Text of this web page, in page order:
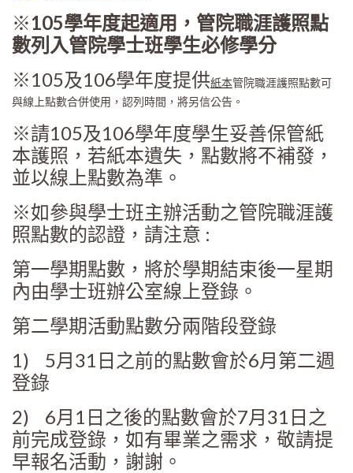
※105學年度起適用，管院職涯護照點
數列入管院學士班學生必修學分
※105及106學年度提供紙本管院職涯護照點數可
與線上點數合併使用，認列時間，將另信公告。
※請105及106學年度學生妥善保管紙
本護照，若紙本遺失，點數將不補發，
並以線上點數為準。
※如參與學士班主辦活動之管院職涯護
照點數的認證，請注意 :
第一學期點數，將於學期結束後一星期
內由學士班辦公室線上登錄。
第二學期活動點數分兩階段登錄
1) 5月31日之前的點數會於6月第二週
登錄
2) 6月1日之後的點數會於7月31日之
前完成登錄，如有畢業之需求，敬請提
早報名活動，謝謝。